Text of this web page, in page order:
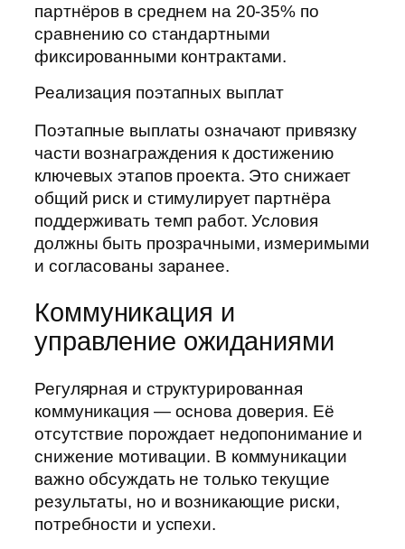
партнёров в среднем на 20-35% по
сравнению со стандартными
фиксированными контрактами.
Реализация поэтапных выплат
Поэтапные выплаты означают привязку
части вознаграждения к достижению
ключевых этапов проекта. Это снижает
общий риск и стимулирует партнёра
поддерживать темп работ. Условия
должны быть прозрачными, измеримыми
и согласованы заранее.
Коммуникация и
управление ожиданиями
Регулярная и структурированная
коммуникация — основа доверия. Её
отсутствие порождает недопонимание и
снижение мотивации. В коммуникации
важно обсуждать не только текущие
результаты, но и возникающие риски,
потребности и успехи.